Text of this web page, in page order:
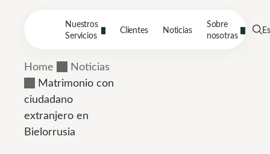
Nuestros
Servicios
Clientes Noticias
Sobre
nosotras
Es
Home
Noticias
Matrimonio con
ciudadano
extranjero en
Bielorrusia